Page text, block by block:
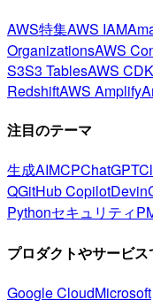
AWS特集AWS IAM
OrganizationsAWS
S3S3 TablesAWS CDK
RedshiftAWS Amplify
注目のテーマ
生成AIMCPChatGPT
QGitHub CopilotDevin
Pythonセキュリティ
プロダクトやサービ
Google CloudMicrosoft